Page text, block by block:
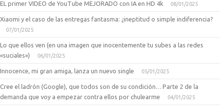
EL primer VIDEO de YouTube MEJORADO con IA en HD 4k 08/01/2025
Xiaomi y el caso de las entregas fantasma: ¿ineptitud o simple indiferencia?
07/01/2025
Lo que ellos ven (en una imagen que inocentemente tu subes a las redes
«suciales»)
06/01/2025
Innocence, mi gran amiga, lanza un nuevo single 05/01/2025
Cree el ladrón (Google), que todos son de su condición… Parte 2 de la
demanda que voy a empezar contra ellos por chulearme
04/01/2025